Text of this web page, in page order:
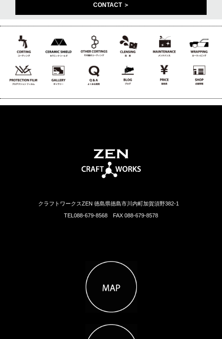
CONTACT ＞
クラフトワークスZEN 徳島県徳島市川内町加賀須野382-1
TEL088-679-8568 FAX 088-679-8578